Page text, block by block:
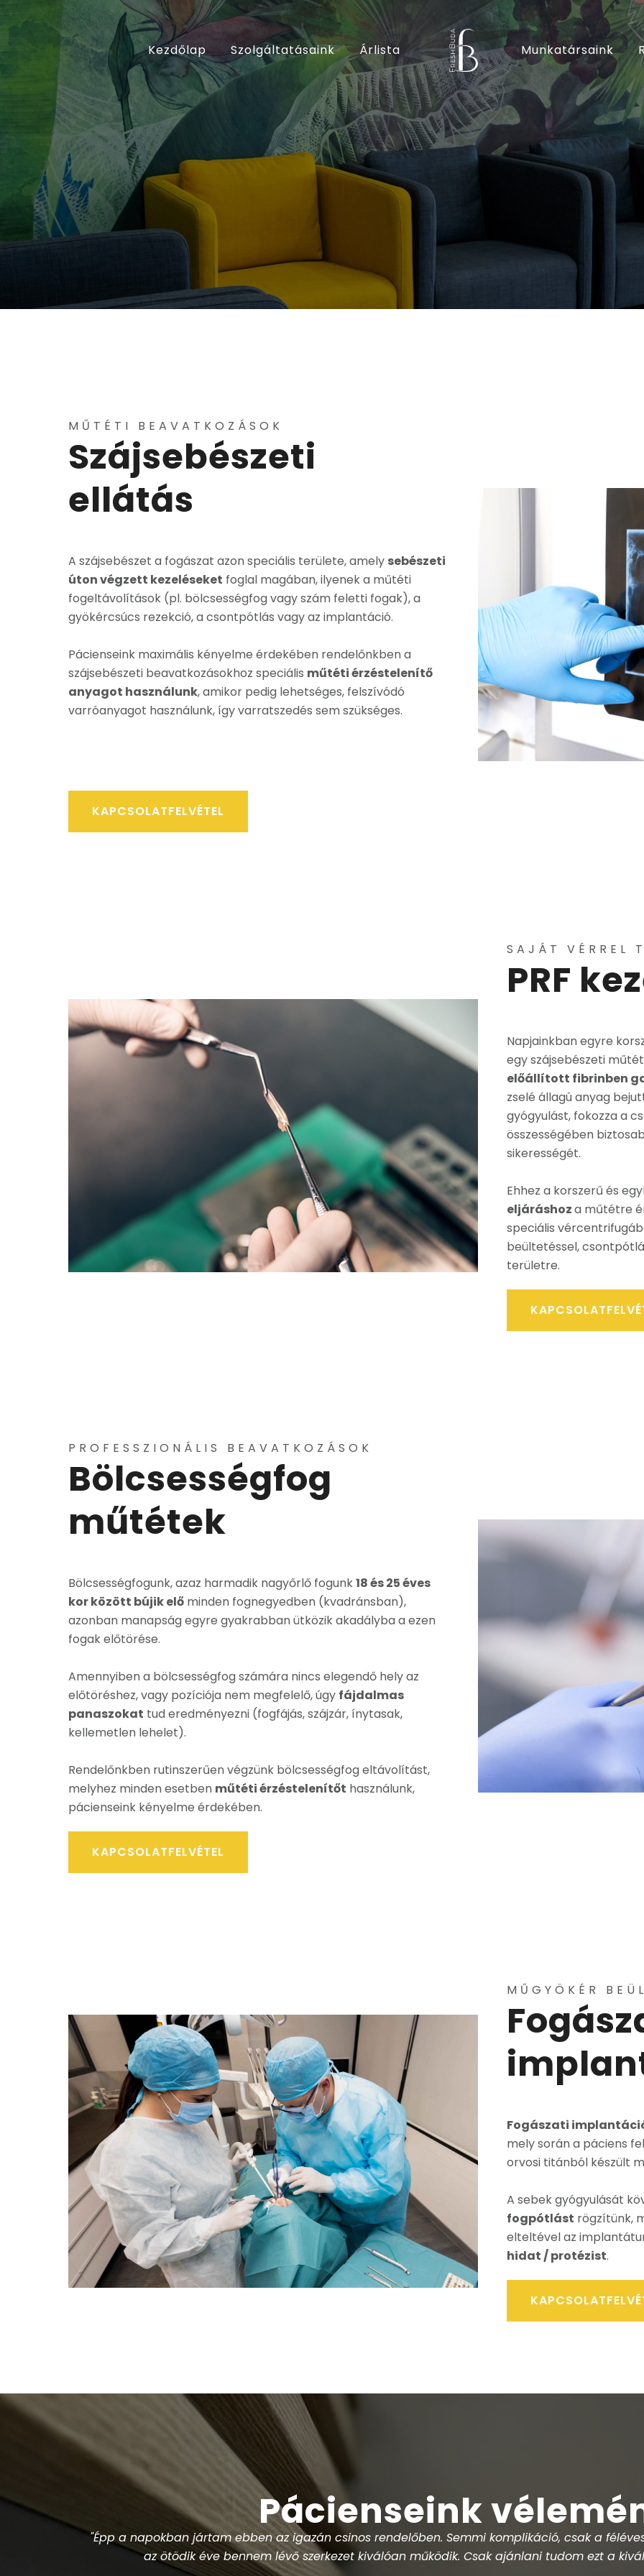
Kezdőlap Szolgáltatásaink Árlista Munkatársaink
MŰTÉTI BEAVATKOZÁSOK
Szájsebészeti
ellátás
A szájsebészet a fogászat azon speciális területe, amely sebészeti
úton végzett kezeléseket foglal magában, ilyenek a műtéti
fogeltávolítások (pl. bölcsességfog vagy szám feletti fogak), a
gyökércsúcs rezekció, a csontpótlás vagy az implantáció.
Pácienseink maximális kényelme érdekében rendelőnkben a
szájsebészeti beavatkozásokhoz speciális műtéti érzéstelenítő
anyagot használunk, amikor pedig lehetséges, felszívódó
varróanyagot használunk, így varratszedés sem szükséges.
KAPCSOLATFELVÉTEL
SAJÁT VÉRREL
PRF
Napjainkban egyre
egy szájsebészeti
előállított fibrinben
zselé állagú anyag
gyógyulást, fokozza a
összességében
sikerességét.
Ehhez a korszerű és
eljáráshoza műtétre
speciális
beültetéssel,
területre.
PROFESSZIONÁLIS BEAVATKOZÁSOK
Bölcsességfog
műtétek
Bölcsességfogunk, azaz harmadik nagyőrlő fogunk18 és 25 éves
kor között bújik előminden fognegyedben (kvadránsban),
azonban manapság egyre gyakrabban ütközik akadályba a ezen
fogak előtörése.
Amennyiben a bölcsességfog számára nincs elegendő hely az
előtöréshez, vagy pozíciója nem megfelelő, úgy fájdalmas
panaszokat tud eredményezni (fogfájás, szájzár, ínytasak,
kellemetlen lehelet).
Rendelőnkben rutinszerűen végzünk bölcsességfog eltávolítást,
melyhez minden esetben műtéti érzéstelenítőt használunk,
pácienseink kényelme érdekében.
KAPCSOLATFELVÉTEL
MŰGYÖKÉR
Fogászati
mely során a páciens
orvosi titánból készült
A sebek gyógyulását
fogpótlást rögzítünk,
elteltével az
hidat / protézist.
Pácienseink
"Dr. Bálint Géza távolította el két bölcsességfogam műtéti úton a mai napon. Sosem
komfortos volt az egész beavatkozás, végig éreztem, hogy biztos kezekben vagyok és nem is